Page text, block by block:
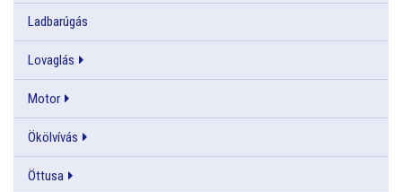
Ladbarúgás
Lovaglás
Motor
Ökölvívás
Öttusa